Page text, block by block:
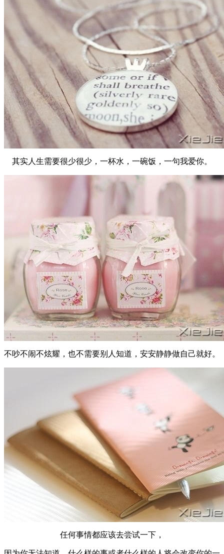
其实人生需要很少很少，一杯水，一碗饭，一句我爱你。
不吵不闹不炫耀，也不需要别人知道，安安静静做自己就好。
任何事情都应该去尝试一下，